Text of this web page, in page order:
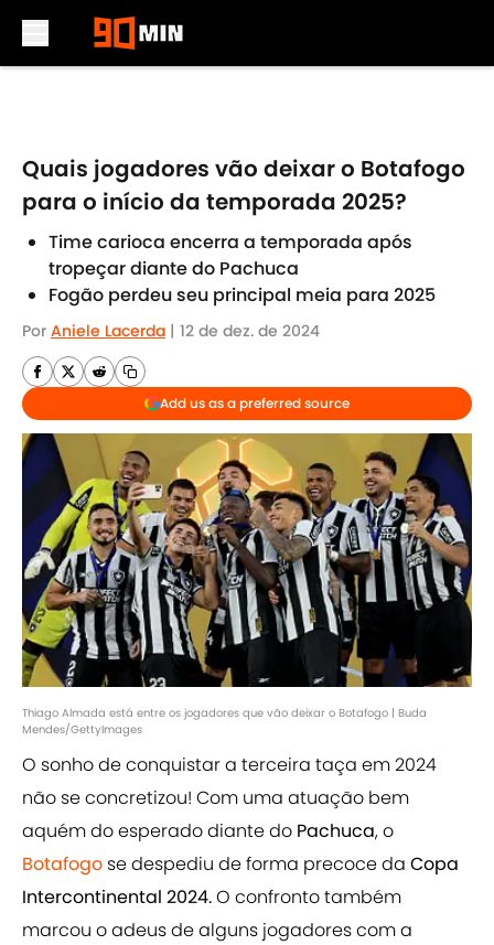
Quais jogadores vão deixar o Botafogo
para o início da temporada 2025?
Time carioca encerra a temporada após
tropeçar diante do Pachuca
Fogão perdeu seu principal meia para 2025
Por Aniele Lacerda | 12 de dez. de 2024
Add us as a preferred source
Thiago Almada está entre os jogadores que vão deixar o Botafogo | Buda
Mendes/GettyImages
O sonho de conquistar a terceira taça em 2024
não se concretizou! Com uma atuação bem
aquém do esperado diante do Pachuca, o
Botafogo se despediu de forma precoce da Copa
Intercontinental 2024.O confronto também
marcou o adeus de alguns jogadores com a